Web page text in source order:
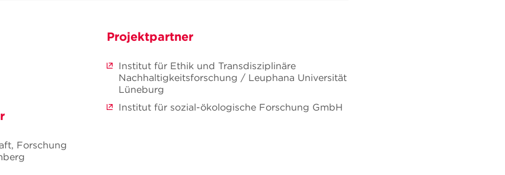
Forschung
Projektpartner
Institut für Ethik und Transdisziplinäre
Nachhaltigkeitsforschung / Leuphana Universität
Lüneburg
Institut für sozial-ökologische Forschung GmbH